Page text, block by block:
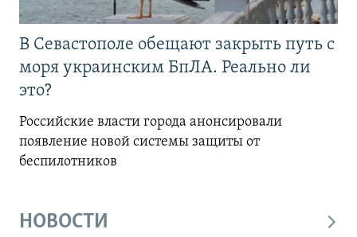
В Севастополе обещают закрыть путь с
моря украинским БпЛА. Реально ли
это?
Российские власти города анонсировали
появление новой системы защиты от
беспилотников
НОВОСТИ